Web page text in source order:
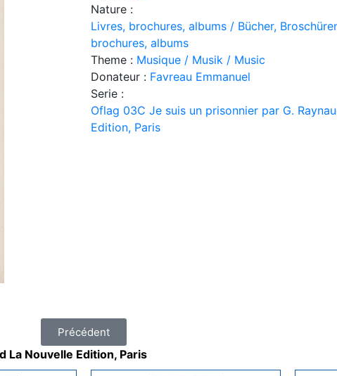
Nature :
Livres, brochures, albums / Bücher,
brochures, albums
Theme : Musique / Musik / Music
Donateur : Favreau Emmanuel
Serie :
Oflag 03C Je suis un prisonnier par G.
Edition, Paris
Précédent
La Nouvelle Edition, Paris